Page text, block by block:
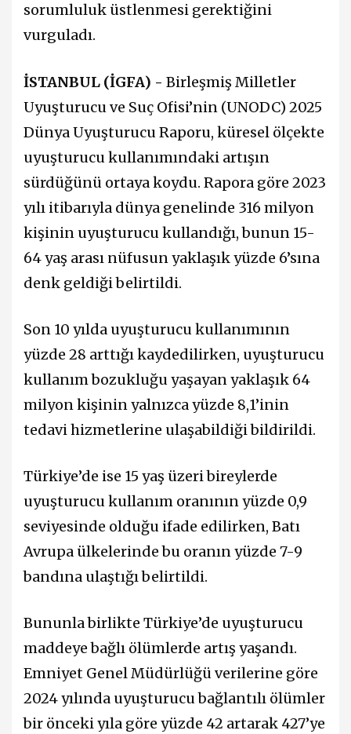
sorumluluk üstlenmesi gerektiğini
vurguladı.
İSTANBUL (İGFA) - Birleşmiş Milletler
Uyuşturucu ve Suç Ofisi’nin (UNODC) 2025
Dünya Uyuşturucu Raporu, küresel ölçekte
uyuşturucu kullanımındaki artışın
sürdüğünü ortaya koydu. Rapora göre 2023
yılı itibarıyla dünya genelinde 316 milyon
kişinin uyuşturucu kullandığı, bunun 15-
64 yaş arası nüfusun yaklaşık yüzde 6’sına
denk geldiği belirtildi.
Son 10 yılda uyuşturucu kullanımının
yüzde 28 arttığı kaydedilirken, uyuşturucu
kullanım bozukluğu yaşayan yaklaşık 64
milyon kişinin yalnızca yüzde 8,1’inin
tedavi hizmetlerine ulaşabildiği bildirildi.
Türkiye’de ise 15 yaş üzeri bireylerde
uyuşturucu kullanım oranının yüzde 0,9
seviyesinde olduğu ifade edilirken, Batı
Avrupa ülkelerinde bu oranın yüzde 7-9
bandına ulaştığı belirtildi.
Bununla birlikte Türkiye’de uyuşturucu
maddeye bağlı ölümlerde artış yaşandı.
Emniyet Genel Müdürlüğü verilerine göre
2024 yılında uyuşturucu bağlantılı ölümler
bir önceki yıla göre yüzde 42 artarak 427’ye